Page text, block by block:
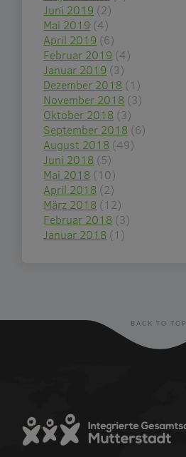
Juni 2019 (2)
Mai 2019 (4)
April 2019 (6)
Februar 2019 (4)
Januar 2019 (3)
Dezember 2018 (1)
November 2018 (3)
Oktober 2018 (3)
September 2018 (6)
August 2018 (49)
Juni 2018 (5)
Mai 2018 (10)
April 2018 (2)
März 2018 (12)
Februar 2018 (3)
Januar 2018 (1)
BACK TO TOP